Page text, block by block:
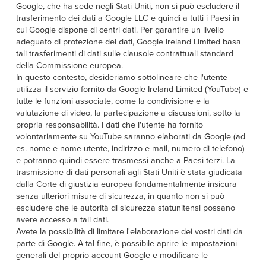
Google, che ha sede negli Stati Uniti, non si può escludere il
trasferimento dei dati a Google LLC e quindi a tutti i Paesi in
cui Google dispone di centri dati. Per garantire un livello
adeguato di protezione dei dati, Google Ireland Limited basa
tali trasferimenti di dati sulle clausole contrattuali standard
della Commissione europea.
In questo contesto, desideriamo sottolineare che l'utente
utilizza il servizio fornito da Google Ireland Limited (YouTube) e
tutte le funzioni associate, come la condivisione e la
valutazione di video, la partecipazione a discussioni, sotto la
propria responsabilità. I dati che l'utente ha fornito
volontariamente su YouTube saranno elaborati da Google (ad
es. nome e nome utente, indirizzo e-mail, numero di telefono)
e potranno quindi essere trasmessi anche a Paesi terzi. La
trasmissione di dati personali agli Stati Uniti è stata giudicata
dalla Corte di giustizia europea fondamentalmente insicura
senza ulteriori misure di sicurezza, in quanto non si può
escludere che le autorità di sicurezza statunitensi possano
avere accesso a tali dati.
Avete la possibilità di limitare l'elaborazione dei vostri dati da
parte di Google. A tal fine, è possibile aprire le impostazioni
generali del proprio account Google e modificare le